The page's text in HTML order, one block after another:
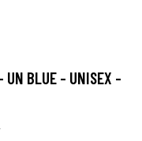
UN BLUE - UNISEX -